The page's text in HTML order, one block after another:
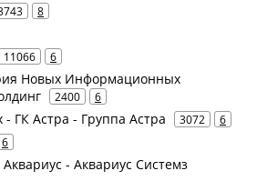
8
11066 6
Новых Информационных
2400 6
ГК Астра - Группа Астра 3072 6
6
- Аквариус Системз